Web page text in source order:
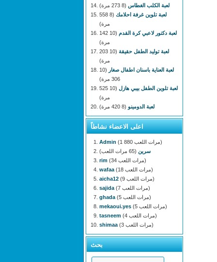
لعبة الكلب الغطاس (8 273 مرة)
لعبة تلوين غرفة احلامك
(8 558
مرة)
لعبة دكتور لاعبي كرة القدم
(10 142
مرة)
لعبة توليد الطفل حقيقة
(10 203
مرة)
لعبة العناية باسنان اطفال صغار
(10
306 مرة)
لعبة تلوين الطفل بيبي هازل
(10 525
مرة)
لعبة الدومينو (8 420 مرة)
اعلى الاعضاء نشاطاً
Admin
(1 880 مرات اللعب)
سرين (65 مرات اللعب)
rim
(34 مرات اللعب)
wafaa
(18 مرات اللعب)
aicha12
(9 مرات اللعب)
sajida
(7 مرات اللعب)
ghada
(5 مرات اللعب)
mekaoui.yes
(5 مرات اللعب)
tasneem
(4 مرات اللعب)
shimaa
(3 مرات اللعب)
بحث